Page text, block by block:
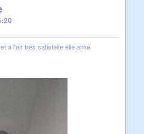
a l'air très satisfaite elle aime